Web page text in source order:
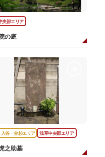
央部エリア
の庭
谷・金杉エリア 浅草中央部エリア
之助墓